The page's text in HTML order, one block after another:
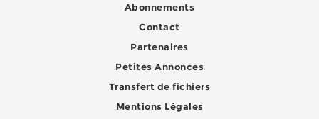
Abonnements
Contact
Partenaires
Petites Annonces
Transfert de fichiers
Mentions Légales